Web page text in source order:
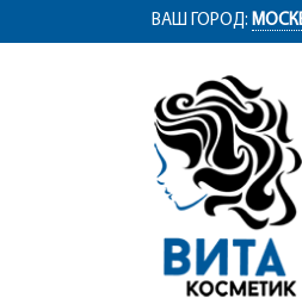
ym(12767704, 'getClientID',
ВАШ ГОРОД: